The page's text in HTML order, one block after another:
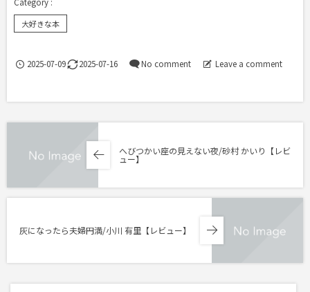
大好きな本
2025-07-09 2025-07-16 No comment Leave a comment
へびつかい座の見えない夜/砂村 かいり【レビ
ュー】
灰になったら夫婦円満/小川 有里【レビュー】